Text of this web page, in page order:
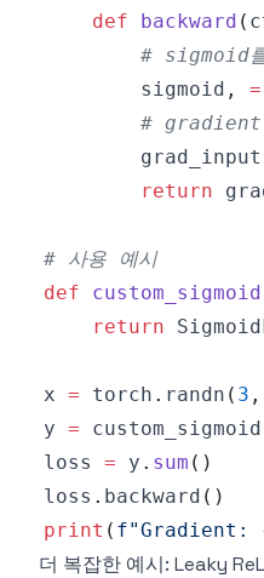
def
backward (
# sigmoid
        sigmoid
, =
#
        grad_input
return
# 사용 예시
def
custom_sigmoid
return
x = torch . randn ( 3 ,
y = custom_sigmoid
loss = y . sum ( )
loss . backward ( )
print ( f"Gradient:
더 복잡한 예시: Leaky